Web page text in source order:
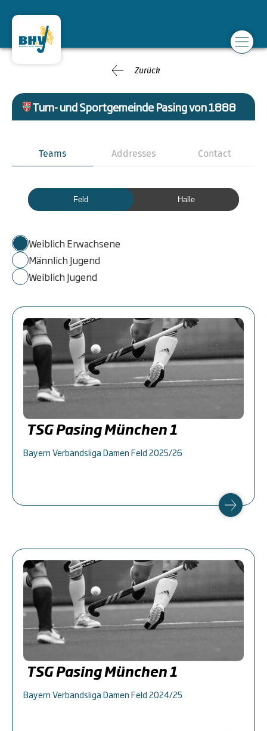
Zurück
Turn- und Sportgemeinde Pasing von 1888
Teams Addresses Contact
Feld Halle
Weiblich Erwachsene
Männlich Jugend
Weiblich Jugend
TSG Pasing München 1
Bayern Verbandsliga Damen Feld 2025/26
TSG Pasing München 1
Bayern Verbandsliga Damen Feld 2024/25